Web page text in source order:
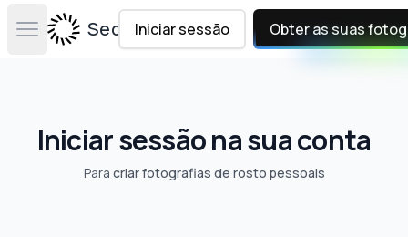
Open main menuSecta Labs
Iniciar sessão Obter as suas
Iniciar sessão na sua conta
Para criar fotografias de rosto pessoais